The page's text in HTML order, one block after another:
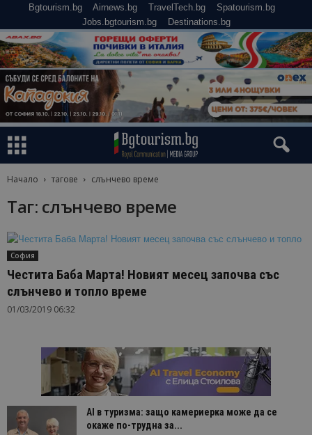
Bgtourism.bg Airnews.bg TravelTech.bg
Spatourism.bg
Jobs.bgtourism.bg
Destinations.bg
Начало тагове слънчево време
Таг: слънчево време
София
Честита Баба Марта! Новият месец започва със
слънчево и топло време
01/03/2019 06:32
AI в туризма: защо камериерка може да се
окаже по-трудна за...